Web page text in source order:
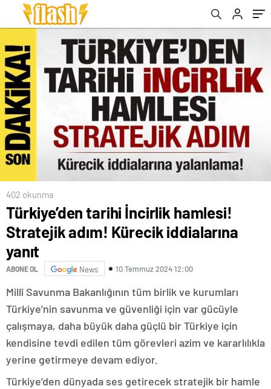
402 okunma
Türkiye’den tarihi İncirlik hamlesi!
Stratejik adım! Kürecik iddialarına
yanıt
ABONE OL News 10 Temmuz 2024 12:00
Millî Savunma Bakanlığının tüm birlik ve kurumları
Türkiye’nin savunma ve güvenliği için var gücüyle
çalışmaya, daha büyük daha güçlü bir Türkiye için
kendisine tevdi edilen tüm görevleri azim ve kararlılıkla
yerine getirmeye devam ediyor.
Türkiye’den dünyada ses getirecek stratejik bir hamle